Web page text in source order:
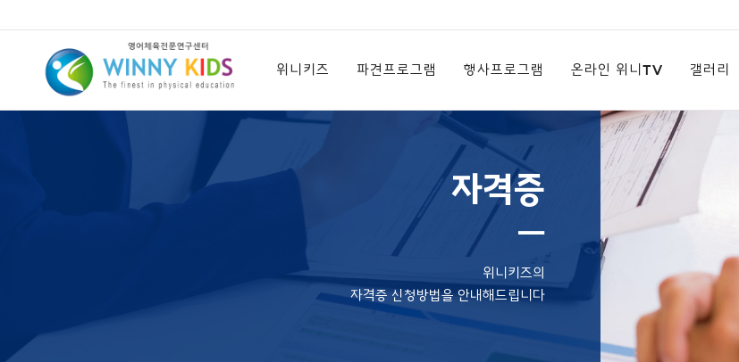
니
키
위니키즈 파견프로그램 행사프로그램 온라인 위니TV 갤러리
자격증
ㅡ
위니키즈의
자격증 신청방법을 안내해드립니다